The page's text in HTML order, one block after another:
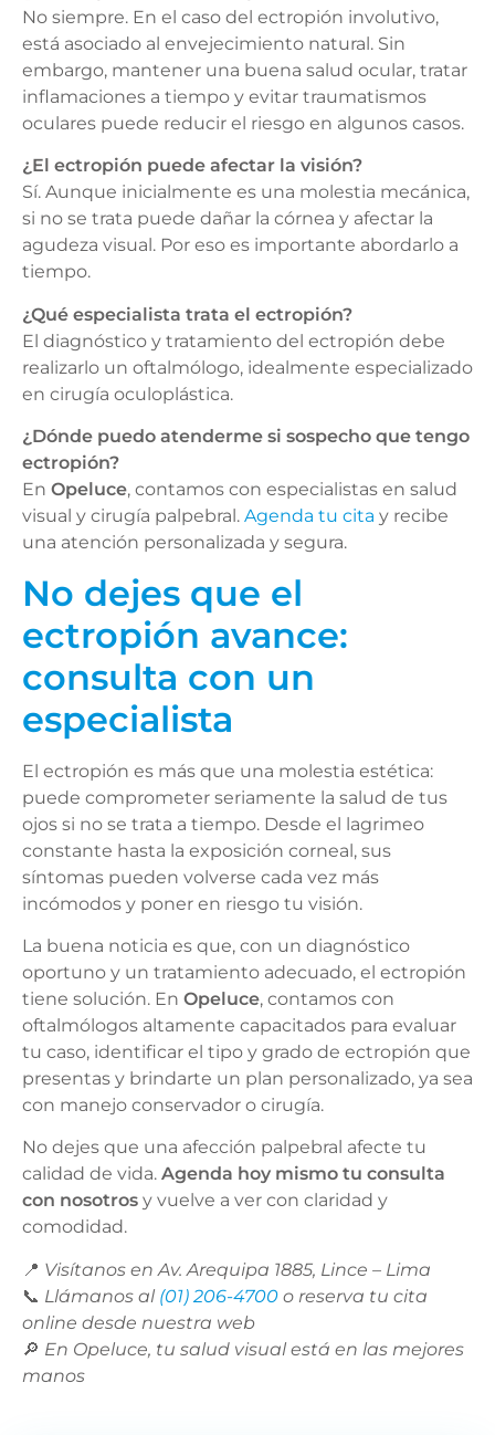
No siempre. En el caso del ectropión involutivo,
está asociado al envejecimiento natural. Sin
embargo, mantener una buena salud ocular, tratar
inflamaciones a tiempo y evitar traumatismos
oculares puede reducir el riesgo en algunos casos.
¿El ectropión puede afectar la visión?
Sí. Aunque inicialmente es una molestia mecánica,
si no se trata puede dañar la córnea y afectar la
agudeza visual. Por eso es importante abordarlo a
tiempo.
¿Qué especialista trata el ectropión?
El diagnóstico y tratamiento del ectropión debe
realizarlo un oftalmólogo, idealmente especializado
en cirugía oculoplástica.
¿Dónde puedo atenderme si sospecho que tengo
ectropión?
En Opeluce, contamos con especialistas en salud
visual y cirugía palpebral. Agenda tu cita y recibe
una atención personalizada y segura.
No dejes que el
ectropión avance:
consulta con un
especialista
El ectropión es más que una molestia estética:
puede comprometer seriamente la salud de tus
ojos si no se trata a tiempo. Desde el lagrimeo
constante hasta la exposición corneal, sus
síntomas pueden volverse cada vez más
incómodos y poner en riesgo tu visión.
La buena noticia es que, con un diagnóstico
oportuno y un tratamiento adecuado, el ectropión
tiene solución. En Opeluce, contamos con
oftalmólogos altamente capacitados para evaluar
tu caso, identificar el tipo y grado de ectropión que
presentas y brindarte un plan personalizado, ya sea
con manejo conservador o cirugía.
No dejes que una afección palpebral afecte tu
calidad de vida. Agenda hoy mismo tu consulta
con nosotros y vuelve a ver con claridad y
comodidad.
📍 Visítanos en Av. Arequipa 1885, Lince – Lima
📞 Llámanos al (01) 206-4700 o reserva tu cita
online desde nuestra web
🔎 En Opeluce, tu salud visual está en las mejores
manos